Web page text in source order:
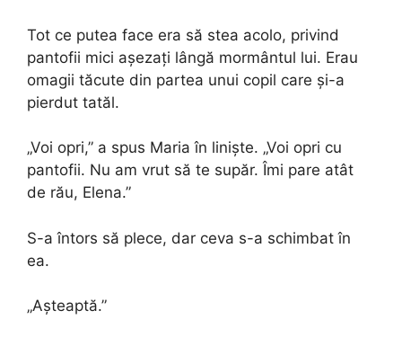
Tot ce putea face era să stea acolo, privind
pantofii mici așezați lângă mormântul lui. Erau
omagii tăcute din partea unui copil care și-a
pierdut tatăl.
„Voi opri,” a spus Maria în liniște. „Voi opri cu
pantofii. Nu am vrut să te supăr. Îmi pare atât
de rău, Elena.”
S-a întors să plece, dar ceva s-a schimbat în
ea.
„Așteaptă.”